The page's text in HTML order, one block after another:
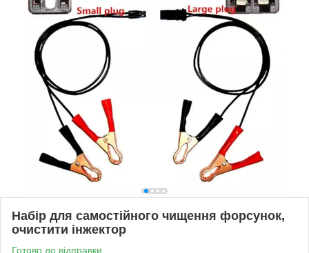
Набір для самостійного чищення форсунок,
очистити інжектор
Готово до відправки